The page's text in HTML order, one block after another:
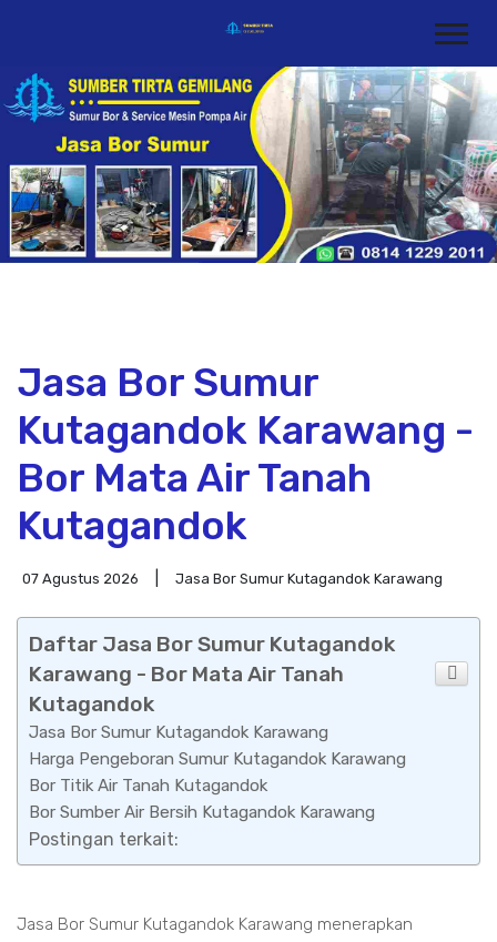
Jasa Bor Sumur
Kutagandok Karawang -
Bor Mata Air Tanah
Kutagandok
07 Agustus 2026 Jasa Bor Sumur Kutagandok Karawang
Daftar Jasa Bor Sumur Kutagandok
Karawang - Bor Mata Air Tanah
Kutagandok
Jasa Bor Sumur Kutagandok Karawang
Harga Pengeboran Sumur Kutagandok Karawang
Bor Titik Air Tanah Kutagandok
Bor Sumber Air Bersih Kutagandok Karawang
Postingan terkait:
Jasa Bor Sumur Kutagandok Karawang menerapkan